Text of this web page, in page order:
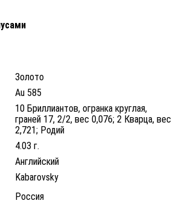
Золото
Au 585
10 Бриллиантов, огранка круглая,
граней 17, 2/2, вес 0,076; 2 Кварца, вес
2,721; Родий
4.03 г.
Английский
Kabarovsky
Россия